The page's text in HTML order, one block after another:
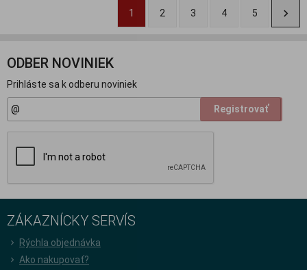
1 2 3 4 5
ODBER NOVINIEK
Prihláste sa k odberu noviniek
Registrovať
ZÁKAZNÍCKY SERVÍS
Rýchla objednávka
Ako nakupovať?